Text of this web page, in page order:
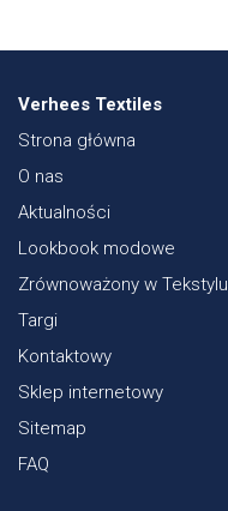
Verhees Textiles
Strona główna
O nas
Aktualności
Lookbook modowe
Zrównoważony w Tekstylu
Targi
Kontaktowy
Sklep internetowy
Sitemap
FAQ